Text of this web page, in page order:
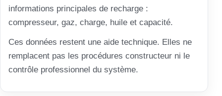
informations principales de recharge :
compresseur, gaz, charge, huile et capacité.
Ces données restent une aide technique. Elles ne
remplacent pas les procédures constructeur ni le
contrôle professionnel du système.